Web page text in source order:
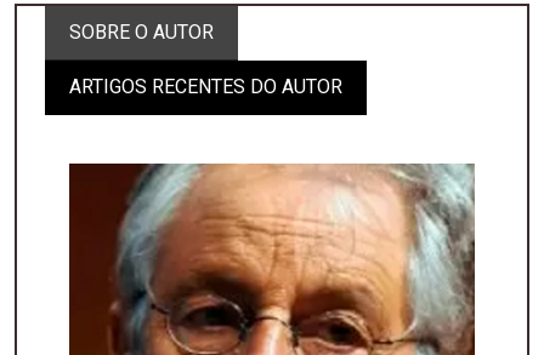
SOBRE O AUTOR
ARTIGOS RECENTES DO AUTOR